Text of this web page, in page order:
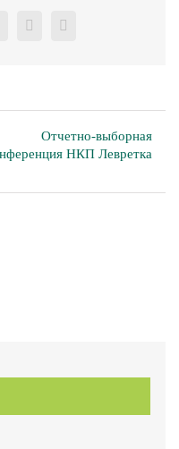
PinterestVk
Отчетно-выборная
НКП Левретка